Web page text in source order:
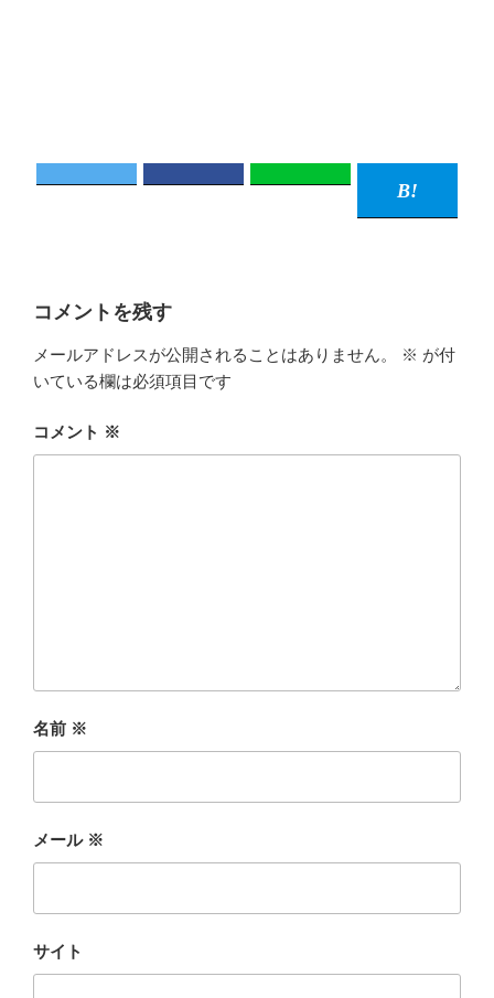
コメントを残す
メールアドレスが公開されることはありません。 ※ が付
いている欄は必須項目です
コメント ※
名前 ※
メール ※
サイト